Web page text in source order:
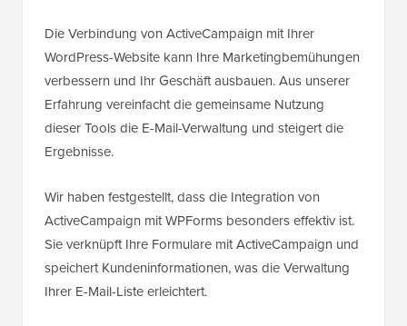
Die Verbindung von ActiveCampaign mit Ihrer
WordPress-Website kann Ihre Marketingbemühungen
verbessern und Ihr Geschäft ausbauen. Aus unserer
Erfahrung vereinfacht die gemeinsame Nutzung
dieser Tools die E-Mail-Verwaltung und steigert die
Ergebnisse.
Wir haben festgestellt, dass die Integration von
ActiveCampaign mit WPForms besonders effektiv ist.
Sie verknüpft Ihre Formulare mit ActiveCampaign und
speichert Kundeninformationen, was die Verwaltung
Ihrer E-Mail-Liste erleichtert.